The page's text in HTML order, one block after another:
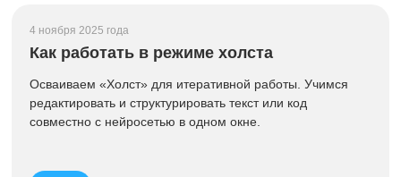
4 ноября 2025 года
Как работать в режиме холста
Осваиваем «Холст» для итеративной работы. Учимся
редактировать и структурировать текст или код
совместно с нейросетью в одном окне.